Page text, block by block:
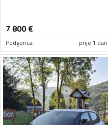
7 800€
Podgorica prije 1 dan